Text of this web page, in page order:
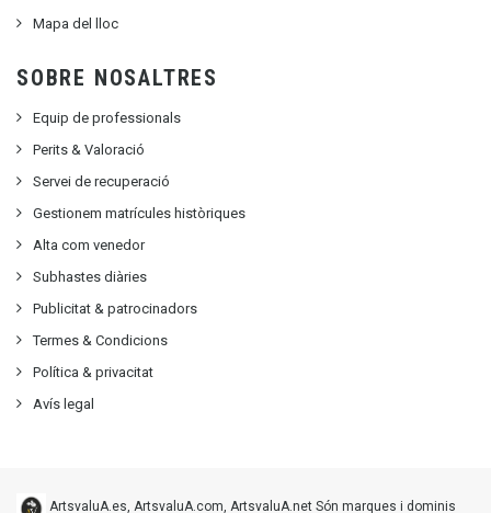
Mapa del lloc
SOBRE NOSALTRES
Equip de professionals
Perits & Valoració
Servei de recuperació
Gestionem matrícules històriques
Alta com venedor
Subhastes diàries
Publicitat & patrocinadors
Termes & Condicions
Política & privacitat
Avís legal
ArtsvaluA.es, ArtsvaluA.com, ArtsvaluA.net Són marques i dominis